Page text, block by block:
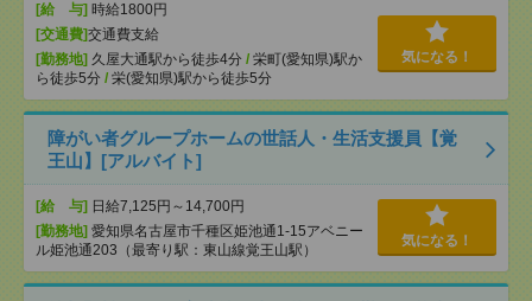
[給 与] 時給1800円
[交通費]交通費支給
[勤務地] 久屋大通駅から徒歩4分 / 栄町(愛知県)駅か
ら徒歩5分 / 栄(愛知県)駅から徒歩5分
気になる！
障がい者グループホームの世話人・生活支援員【覚
王山】[アルバイト]
[給 与] 日給7,125円～14,700円
[勤務地] 愛知県名古屋市千種区姫池通1-15アベニー
ル姫池通203（最寄り駅：東山線覚王山駅）
気になる！